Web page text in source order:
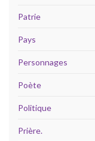
Patrie
Pays
Personnages
Poète
Politique
Prière.